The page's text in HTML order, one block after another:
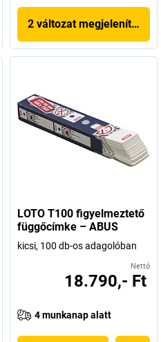
2 változat megjelenítése
LOTO T100 figyelmeztető
függőcímke – ABUS
kicsi, 100 db-os adagolóban
Nettó
18.790,- Ft
4 munkanap alatt